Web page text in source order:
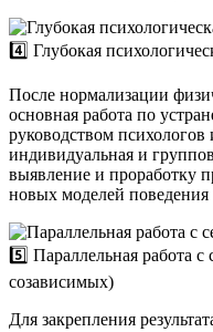
4️⃣ Глубокая
После нормализации
основная работа по
руководством психологов
индивидуальная и
выявление и проработку
новых моделей поведения
5️⃣ Параллельная работа
созависимых)
Для закрепления